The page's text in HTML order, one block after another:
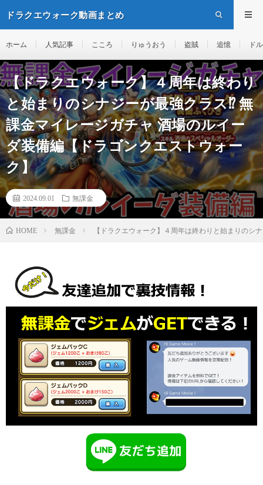
ドラクエウォーク動画まとめ
ホーム 人気記事 こころ りゅうおう 盗賊 追憶 ド
【ドラクエウォーク】４周年は終わり
と始まりのシナジーが最強クラス⁉︎ 無
課金マイレージガチャ 酒場のルイー
ダ装備編【ドラゴンクエストウォー
ク】
2024.09.01 無課金
HOME 無課金 【ドラクエウォーク】４周年は終わりと始まりのシ